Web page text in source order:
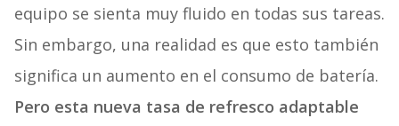
equipo se sienta muy fluido en todas sus tareas.
Sin embargo, una realidad es que esto también
significa un aumento en el consumo de batería.
Pero esta nueva tasa de refresco adaptable